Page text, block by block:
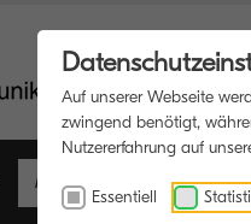
MULTIFUNKTIONSDRUCKER
Auf unserer Webseite
zwingend benötigt,
Nutzererfahrung auf
Essentiell